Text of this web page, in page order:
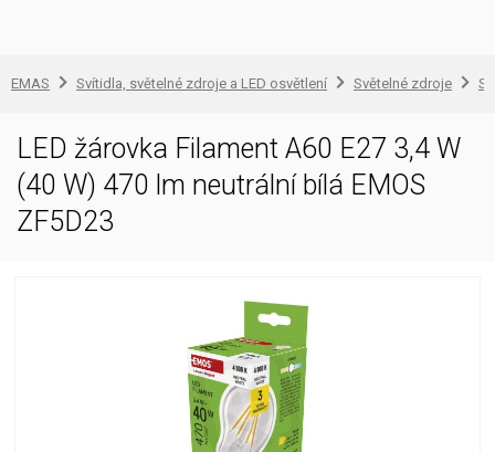
EMAS Svítidla, světelné zdroje a LED osvětlení Světelné zdroje
LED žárovka Filament A60 E27 3,4 W
(40 W) 470 lm neutrální bílá EMOS
ZF5D23